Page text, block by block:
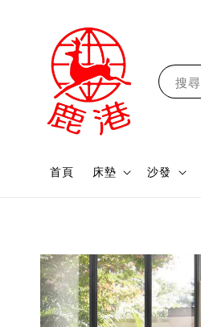
搜尋
首頁 床墊 沙發